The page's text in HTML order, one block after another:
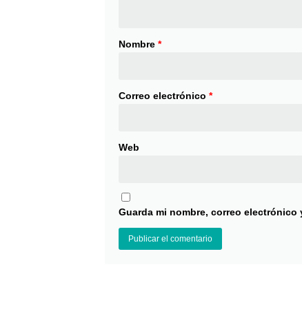
Nombre *
Correo electrónico *
Web
Guarda mi nombre, correo electrónico